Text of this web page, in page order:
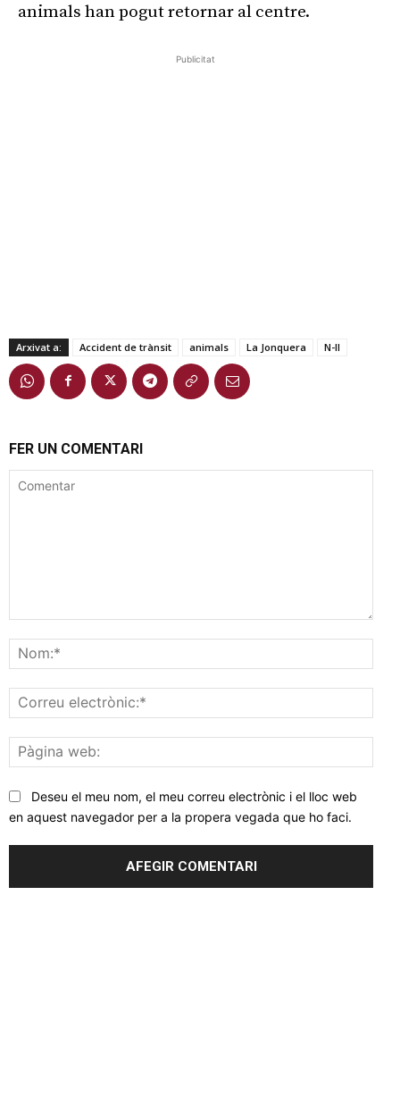
animals han pogut retornar al centre.
Publicitat
Arxivat a: Accident de trànsit animals La Jonquera N-II
FER UN COMENTARI
web:
Deseu el meu nom, el meu correu electrònic i el lloc web
en aquest navegador per a la propera vegada que ho faci.